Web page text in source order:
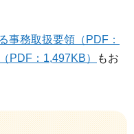
事務取扱要領（PDF：
PDF：1,497KB）
もお